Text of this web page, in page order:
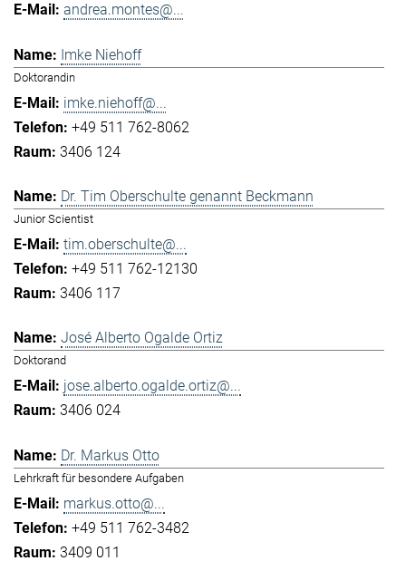
andrea.montes@...
Imke Niehoff
Doktorandin
imke.niehoff@...
+49 511 762-8062
3406 124
Dr. Tim Oberschulte genannt Beckmann
Junior Scientist
tim.oberschulte@...
+49 511 762-12130
3406 117
José Alberto Ogalde Ortiz
Doktorand
jose.alberto.ogalde.ortiz@...
3406 024
Dr. Markus Otto
Lehrkraft für besondere Aufgaben
markus.otto@...
+49 511 762-3482
3409 011